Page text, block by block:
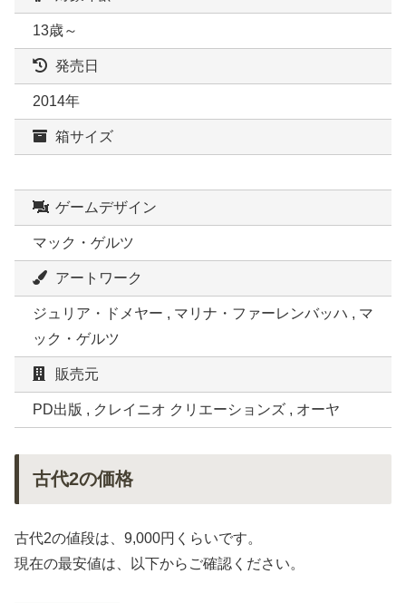
13歳～
発売日
2014年
箱サイズ
ゲームデザイン
マック・ゲルツ
アートワーク
ジュリア・ドメヤー , マリナ・ファーレンバッハ , マ
ック・ゲルツ
販売元
PD出版 , クレイニオ クリエーションズ , オーヤ
古代2の価格
古代2の値段は、9,000円くらいです。
現在の最安値は、以下からご確認ください。